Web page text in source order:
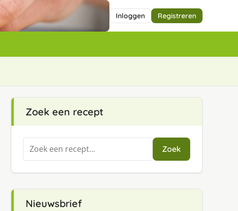
Inloggen Registreren
Zoek een recept
Zoeken
naar:
Zoek
Nieuwsbrief